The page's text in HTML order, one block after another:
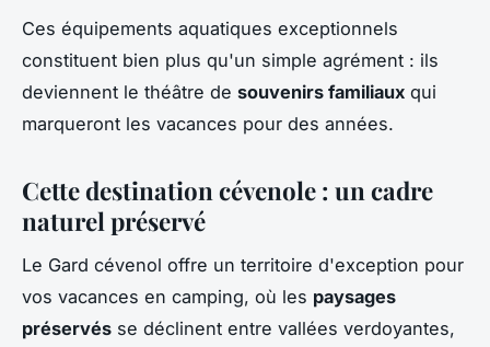
Ces équipements aquatiques exceptionnels
constituent bien plus qu'un simple agrément : ils
deviennent le théâtre de souvenirs familiaux qui
marqueront les vacances pour des années.
Cette destination cévenole : un cadre
naturel préservé
Le Gard cévenol offre un territoire d'exception pour
vos vacances en camping, où les paysages
préservés se déclinent entre vallées verdoyantes,